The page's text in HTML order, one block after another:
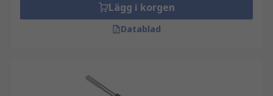
Lägg i korgen
Datablad